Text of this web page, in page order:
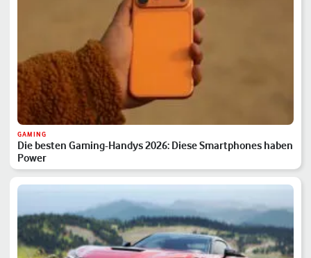
GAMING
Die besten Gaming-Handys 2026: Diese Smartphones haben
Power